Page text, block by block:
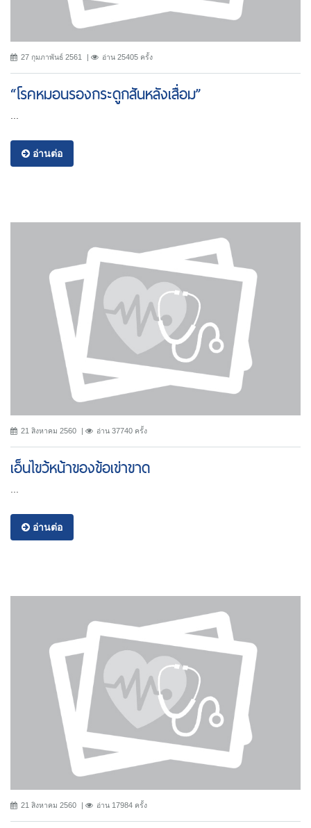
27 กุมภาพันธ์ 2561 อ่าน 25405 ครั้ง
“โรคหมอนรองกระดูกสันหลังเสื่อม”
อ่านต่อ
21 สิงหาคม 2560 อ่าน 37740 ครั้ง
เอ็นไขว้หน้าของข้อเข่าขาด
อ่านต่อ
21 สิงหาคม 2560 อ่าน 17984 ครั้ง